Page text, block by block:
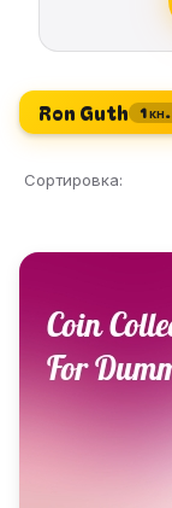
Ron Guth 1 кн.
Сортировка: